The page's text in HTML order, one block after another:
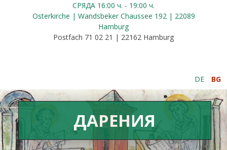
СРЯДА 16:00 ч. - 19:00 ч.
Osterkirche | Wandsbeker Chaussee 192 | 22089
Hamburg
Postfach 71 02 21 | 22162 Hamburg
DE BG
ДАРЕНИЯ